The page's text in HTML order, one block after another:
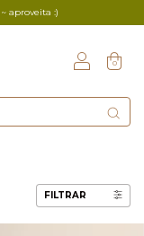
aproveita :)
0
FILTRAR